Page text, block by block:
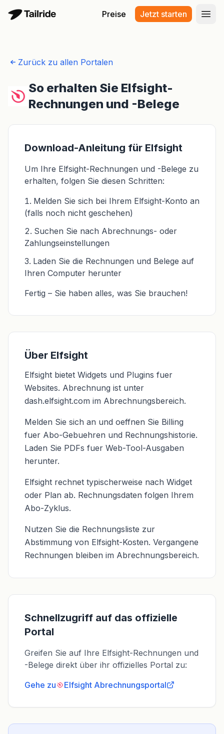
Preise Jetzt starten
Zurück zu allen Portalen
So erhalten Sie Elfsight-
Rechnungen und -Belege
Download-Anleitung für Elfsight
Um Ihre Elfsight-Rechnungen und -Belege zu
erhalten, folgen Sie diesen Schritten:
Melden Sie sich bei Ihrem Elfsight-Konto an
(falls noch nicht geschehen)
Suchen Sie nach Abrechnungs- oder
Zahlungseinstellungen
Laden Sie die Rechnungen und Belege auf
Ihren Computer herunter
Fertig – Sie haben alles, was Sie brauchen!
Über Elfsight
Elfsight bietet Widgets und Plugins fuer
Websites. Abrechnung ist unter
dash.elfsight.com im Abrechnungsbereich.
Melden Sie sich an und oeffnen Sie Billing
fuer Abo-Gebuehren und Rechnungshistorie.
Laden Sie PDFs fuer Web-Tool-Ausgaben
herunter.
Elfsight rechnet typischerweise nach Widget
oder Plan ab. Rechnungsdaten folgen Ihrem
Abo-Zyklus.
Nutzen Sie die Rechnungsliste zur
Abstimmung von Elfsight-Kosten. Vergangene
Rechnungen bleiben im Abrechnungsbereich.
Schnellzugriff auf das offizielle
Portal
Greifen Sie auf Ihre Elfsight-Rechnungen und
-Belege direkt über ihr offizielles Portal zu:
Gehe zu
Elfsight Abrechnungsportal